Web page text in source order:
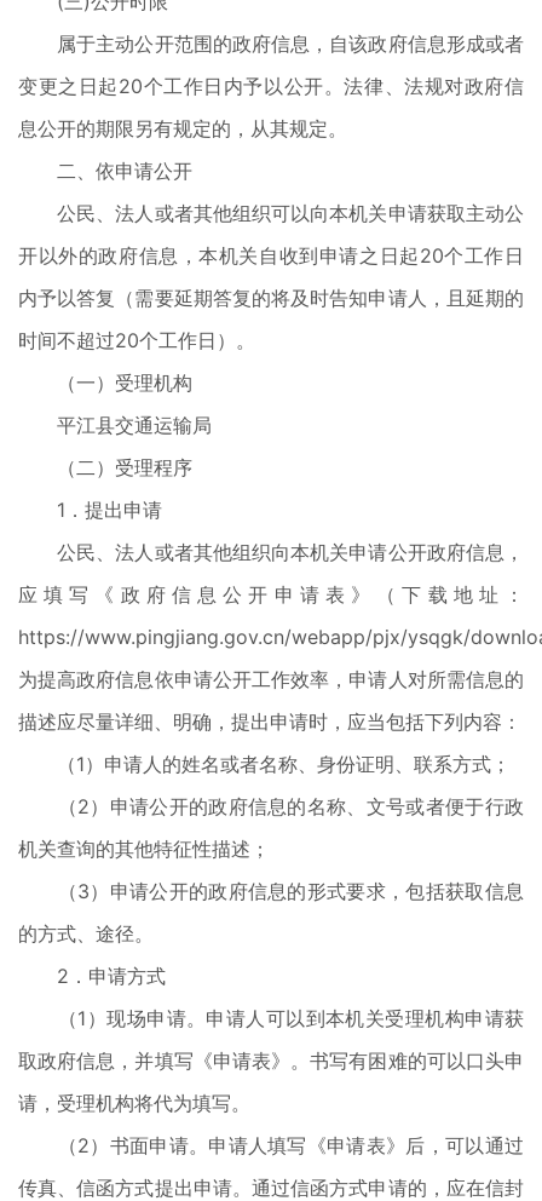
属于主动公开范围的政府信息，自该政府信息形成或者
变更之日起20个工作日内予以公开。法律、法规对政府信
息公开的期限另有规定的，从其规定。
二、依申请公开
公民、法人或者其他组织可以向本机关申请获取主动公
开以外的政府信息，本机关自收到申请之日起20个工作日
内予以答复（需要延期答复的将及时告知申请人，且延期的
时间不超过20个工作日）。
（一）受理机构
平江县交通运输局
（二）受理程序
1．提出申请
公民、法人或者其他组织向本机关申请公开政府信息，
应填写《政府信息公开申请表》（下载地址：
https://www.pingjiang.gov.cn/webapp/pjx/ysqgk/
为提高政府信息依申请公开工作效率，申请人对所需信息的
描述应尽量详细、明确，提出申请时，应当包括下列内容：
（1）申请人的姓名或者名称、身份证明、联系方式；
（2）申请公开的政府信息的名称、文号或者便于行政
机关查询的其他特征性描述；
（3）申请公开的政府信息的形式要求，包括获取信息
的方式、途径。
2．申请方式
（1）现场申请。申请人可以到本机关受理机构申请获
取政府信息，并填写《申请表》。书写有困难的可以口头申
请，受理机构将代为填写。
（2）书面申请。申请人填写《申请表》后，可以通过
传真、信函方式提出申请。通过信函方式申请的，应在信封